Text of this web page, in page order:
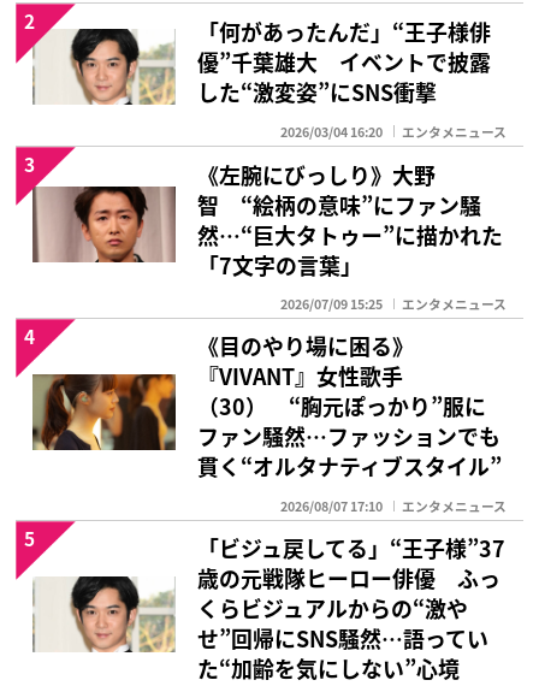
「何があったんだ」“王子様俳
優”千葉雄大 イベントで披露
した“激変姿”にSNS衝撃
2026/03/04 16:20 エンタメニュース
2
《左腕にびっしり》大野
智 “絵柄の意味”にファン騒
然…“巨大タトゥー”に描かれた
「7文字の言葉」
2026/07/09 15:25 エンタメニュース
3
《目のやり場に困る》
『VIVANT』女性歌手
（30） “胸元ぽっかり”服に
ファン騒然…ファッションでも
貫く“オルタナティブスタイル”
2026/08/07 17:10 エンタメニュース
4
「ビジュ戻してる」“王子様”37
歳の元戦隊ヒーロー俳優 ふっ
くらビジュアルからの“激や
せ”回帰にSNS騒然…語ってい
た“加齢を気にしない”心境
5